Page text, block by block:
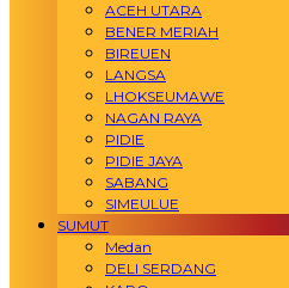
ACEH UTARA
BENER MERIAH
BIREUEN
LANGSA
LHOKSEUMAWE
NAGAN RAYA
PIDIE
PIDIE JAYA
SABANG
SIMEULUE
SUMUT
Medan
DELI SERDANG